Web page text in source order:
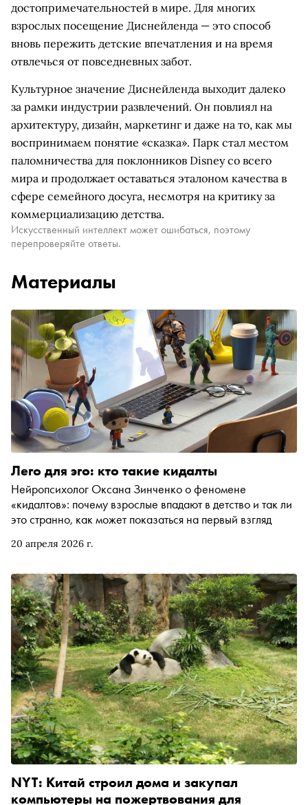
достопримечательностей в мире. Для многих
взрослых посещение Диснейленда — это способ
вновь пережить детские впечатления и на время
отвлечься от повседневных забот.
Культурное значение Диснейленда выходит далеко
за рамки индустрии развлечений. Он повлиял на
архитектуру, дизайн, маркетинг и даже на то, как мы
воспринимаем понятие «сказка». Парк стал местом
паломничества для поклонников Disney со всего
мира и продолжает оставаться эталоном качества в
сфере семейного досуга, несмотря на критику за
коммерциализацию детства.
Искусственный интеллект может ошибаться, поэтому
перепроверяйте ответы.
Материалы
20 апреля 2026 г.
Лего для эго: кто такие кидалты
Нейропсихолог Оксана Зинченко о феномене
«кидалтов»: почему взрослые впадают в детство и так ли
это странно, как может показаться на первый взгляд
NYT: Китай строил дома и закупал
компьютеры на пожертвования для